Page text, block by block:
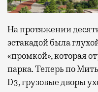
На протяжении
эстакадой была
«промкой», которая
парка. Теперь по
D3, грузовые дворы